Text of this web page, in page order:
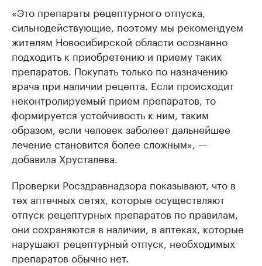
«Это препараты рецептурного отпуска,
сильнодействующие, поэтому мы рекомендуем
жителям Новосибирской области осознанно
подходить к приобретению и приему таких
препаратов. Покупать только по назначению
врача при наличии рецепта. Если происходит
неконтролируемый прием препаратов, то
формируется устойчивость к ним, таким
образом, если человек заболеет дальнейшее
лечение становится более сложным», —
добавила Хрусталева.
Проверки Росздравнадзора показывают, что в
тех аптечных сетях, которые осуществляют
отпуск рецептурных препаратов по правилам,
они сохраняются в наличии, в аптеках, которые
нарушают рецептурный отпуск, необходимых
препаратов обычно нет.